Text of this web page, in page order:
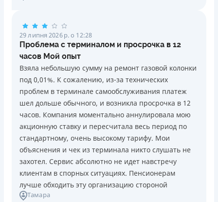
29 липня 2026 р. о 12:28
Проблема с терминалом и просрочка в 12
часов Мой опыт
Взяла небольшую сумму на ремонт газовой колонки
под 0,01%. К сожалению, из-за технических
проблем в терминале самообслуживания платеж
шел дольше обычного, и возникла просрочка в 12
часов. Компания моментально аннулировала мою
акционную ставку и пересчитала весь период по
стандартному, очень высокому тарифу. Мои
объяснения и чек из терминала никто слушать не
захотел. Сервис абсолютно не идет навстречу
клиентам в спорных ситуациях. Пенсионерам
лучше обходить эту организацию стороной
Тамара